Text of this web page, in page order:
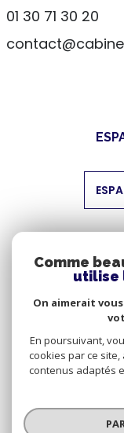
01 30 71 30 20
©
Comme
utilise
On aimerait
En poursuivant,
cookies par ce
contenus adaptés